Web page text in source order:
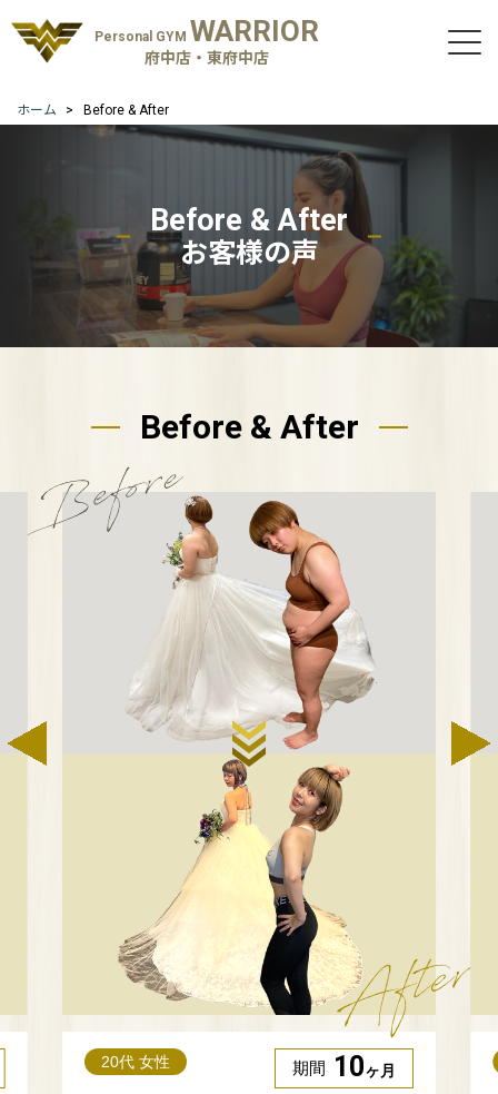
Personal GYM WARRIOR
府中店・東府中店
ホーム Before & After
Before & After
お客様の声
Before & After
20代 女性 期間 10ヶ月